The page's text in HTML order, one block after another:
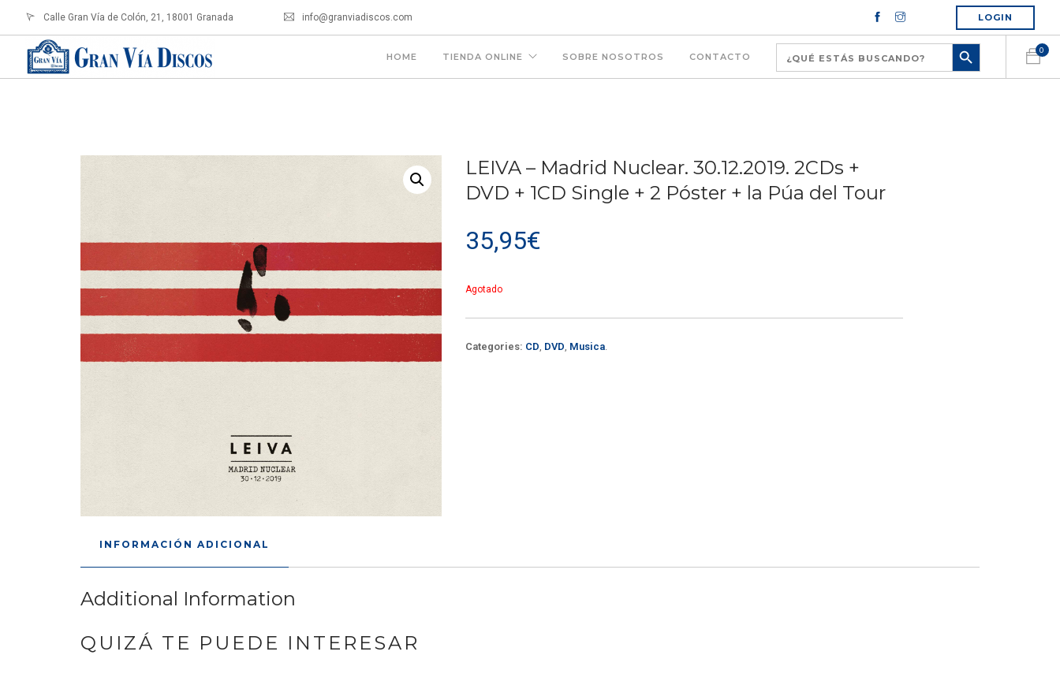
Calle Gran Vía de Colón, 21, 18001 Granada info@granviadiscos.com LOGIN
HOME TIENDA ONLINE SOBRE NOSOTROS CONTACTO
0
LEIVA – Madrid Nuclear. 30.12.2019. 2CDs +
DVD + 1CD Single + 2 Póster + la Púa del Tour
35,95€
Agotado
Categories: CD, DVD, Musica.
INFORMACIÓN ADICIONAL
Additional Information
QUIZÁ TE PUEDE INTERESAR